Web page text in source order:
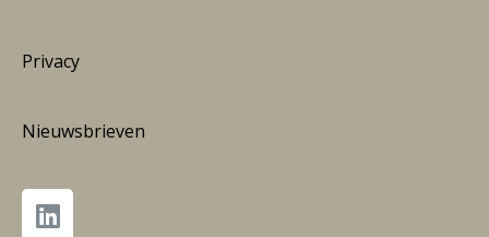
Privacy
Nieuwsbrieven